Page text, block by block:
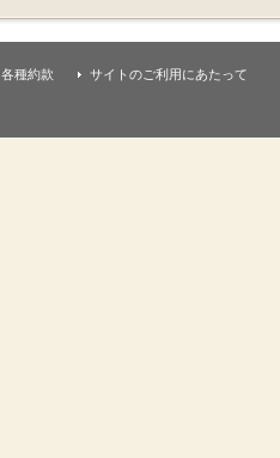
各種約款 サイトのご利用にあたって